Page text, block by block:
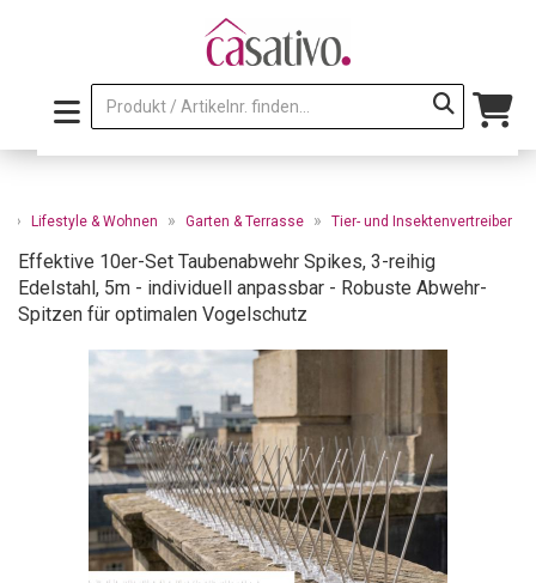
» Lifestyle & Wohnen » Garten & Terrasse » Tier- und Insektenvertreiber
Effektive 10er-Set Taubenabwehr Spikes, 3-reihig
Edelstahl, 5m - individuell anpassbar - Robuste Abwehr-
Spitzen für optimalen Vogelschutz